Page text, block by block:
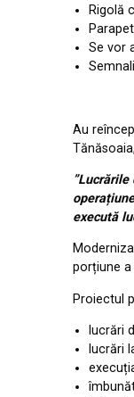
Rigolă
Se vor
Au
execută
porțiune a
Proiectul
lucrări
lucrări